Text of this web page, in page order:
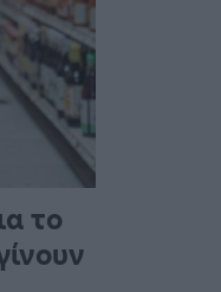
το